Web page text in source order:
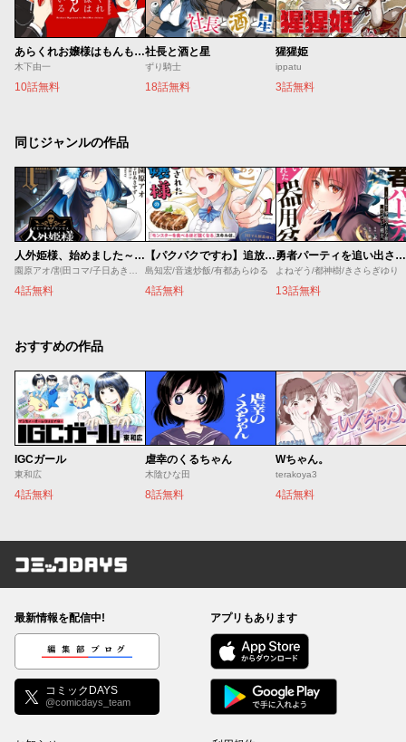
あらくれお嬢様はもんもんしている
木下由一
10話無料
社長と酒と星
ずり騎士
18話無料
猩猩姫
ippatu
3話無料
同じジャンルの作品
人外姫様、始めました～Ｆｒｅｅ Ｌｉｆｅ Ｆａｎｔａｓｙ Ｏｎｌｉｎｅ～
園原アオ/割田コマ/子日あきすず/Ｓｈｅｒｒｙ
4話無料
【パクパクですわ】追放されたお嬢様の『モンスターを食べるほど強くなる』スキルは、１食で１レベルアップする前代未聞の最強スキルでした。３日で人類最強になりましたわ～！
島知宏/音速炒飯/有都あらゆる
4話無料
勇者パーティを追い出された器用貧乏 ～パーティ事情で付与術士をやっていた剣士、万能へと至る～
よねぞう/都神樹/きさらぎゆり
13話無料
おすすめの作品
IGCガール
東和広
4話無料
虐幸のくるちゃん
木陰ひな田
8話無料
Wちゃん。
terakoya3
4話無料
コミックDAYS
最新情報を配信中!
編集部ブログ
コミックDAYS
@comicdays_team
アプリもあります